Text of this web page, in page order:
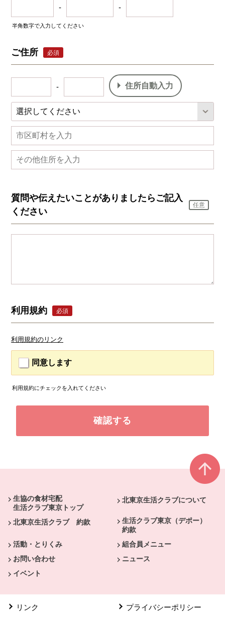
- -
半角数字で入力してください
ご住所 必須
- 住所自動入力
質問や伝えたいことがありましたらご記入
ください
任意
利用規約 必須
利用規約のリンク
同意します
利用規約にチェックを入れてください
生協の食材宅配
生活クラブ東京トップ
北東京生活クラブについて
北東京生活クラブ 約款
生活クラブ東京（デポー）
約款
活動・とりくみ
組合員メニュー
お問い合わせ
ニュース
イベント
リンク プライバシーポリシー